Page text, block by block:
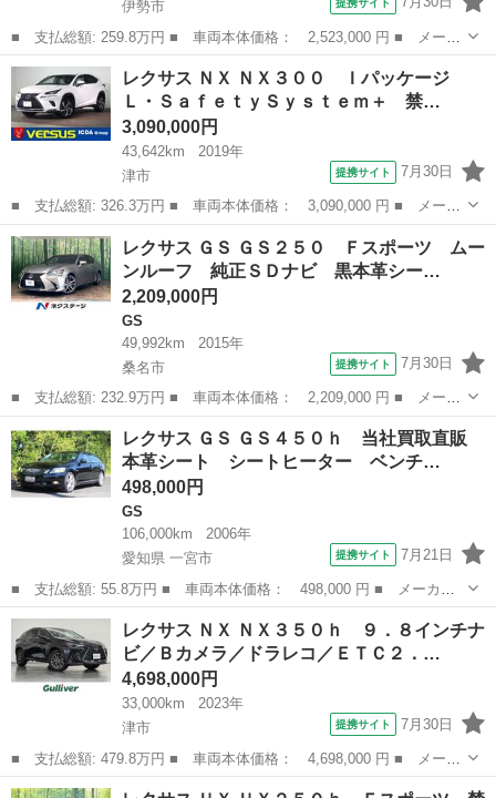
伊勢市
提携サイト
■ 支払総額: 259.8万円 ■ 車両本体価格： 2,523,000 円 ■ メーカ
ー名： レクサス ■ 車種名： ＩＳ ■ グレード名： ＩＳ３００
ｈ ＦスポーツＸライン サンルーフ 純正ナビ バックカメラ ビ
ルトイン...
三重 伊勢市 IS
レクサス ＮＸ ＮＸ３００ Ｉパッケージ
Ｌ・ＳａｆｅｔｙＳｙｓｔｅｍ＋ 禁…
3,090,000円
43,642km
2019年
津市
提携サイト 7月30日
■ 支払総額: 326.3万円 ■ 車両本体価格： 3,090,000 円 ■ メーカ
ー名： レクサス ■ 車種名： ＮＸ ■ グレード名： ＮＸ３０
０ Ｉパッケージ Ｌ・ＳａｆｅｔｙＳｙｓｔｅｍ＋ 禁煙 純正
メモリーナ...
三重 津市 レクサス
レクサス ＧＳ ＧＳ２５０ Ｆスポーツ ムー
ンルーフ 純正ＳＤナビ 黒本革シー…
2,209,000円
GS
49,992km
2015年
桑名市
提携サイト 7月30日
■ 支払総額: 232.9万円 ■ 車両本体価格： 2,209,000 円 ■ メーカ
ー名： レクサス ■ 車種名： ＧＳ ■ グレード名： ＧＳ２５
０ Ｆスポーツ ムーンルーフ 純正ＳＤナビ 黒本革シート シー
トベンチレ...
三重 桑名市 GS
レクサス ＧＳ ＧＳ４５０ｈ 当社買取直販
本革シート シートヒーター ベンチ…
498,000円
GS
106,000km
2006年
愛知県 一宮市
提携サイト 7月21日
■ 支払総額: 55.8万円 ■ 車両本体価格： 498,000 円 ■ メーカー
名： レクサス ■ 車種名： ＧＳ ■ グレード名： ＧＳ４５０
ｈ 当社買取直販 本革シート シートヒーター ベンチレーター
純正ナビ バッ...
愛知 一宮市 GS
レクサス ＮＸ ＮＸ３５０ｈ ９．８インチナ
ビ／Ｂカメラ／ドラレコ／ＥＴＣ２．…
4,698,000円
33,000km
2023年
津市
提携サイト 7月30日
■ 支払総額: 479.8万円 ■ 車両本体価格： 4,698,000 円 ■ メーカ
ー名： レクサス ■ 車種名： ＮＸ ■ グレード名： ＮＸ３５０
三重 津市 レクサス